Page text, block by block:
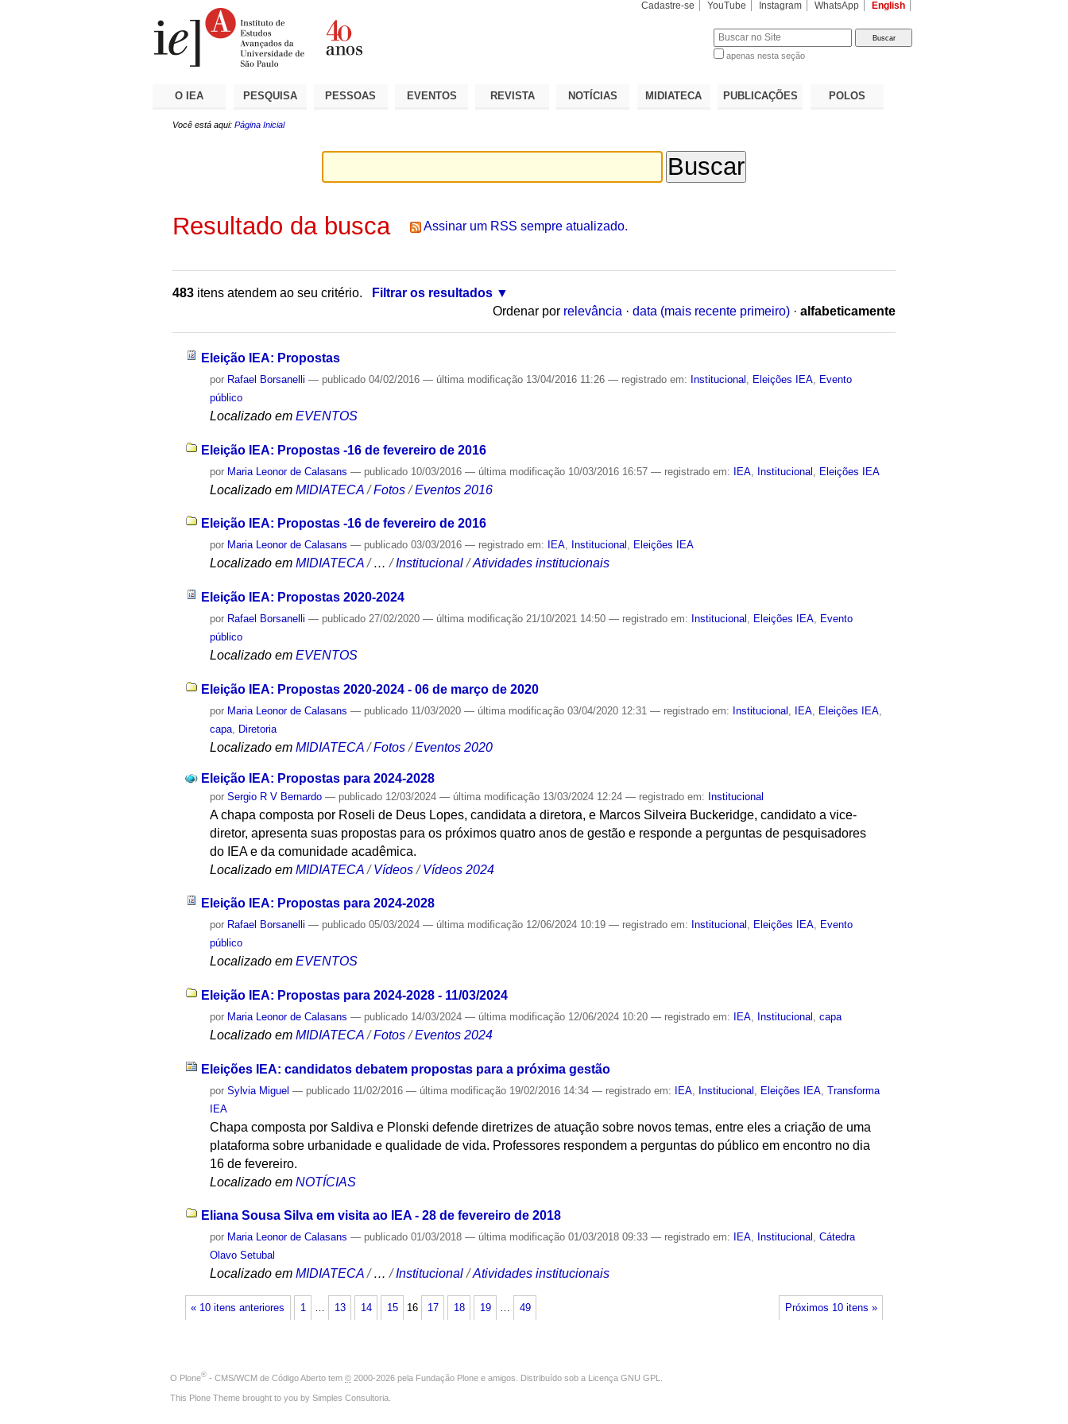
Cadastre-se YouTube Instagram WhatsApp English
apenas nesta seção
O IEA PESQUISA PESSOAS EVENTOS REVISTA NOTÍCIAS MIDIATECA PUBLICAÇÕES POLOS
Você está aqui: Página Inicial
Resultado da busca Assinar um RSS sempre atualizado.
483 itens atendem ao seu critério.
Filtrar os resultados
Ordenar por relevância · data (mais recente primeiro) · alfabeticamente
Eleição IEA: Propostas
por Rafael Borsanelli — publicado 04/02/2016— última modificação 13/04/2016 11:26— registrado em: Institucional Eleições IEA
Evento
público
Localizado em EVENTOS
Eleição IEA: Propostas -16 de fevereiro de 2016
por Maria Leonor de Calasans — publicado 10/03/2016— última modificação 10/03/2016 16:57— registrado em: IEA Institucional Eleições IEA
Localizado em MIDIATECA /Fotos /Eventos 2016
Eleição IEA: Propostas -16 de fevereiro de 2016
por Maria Leonor de Calasans — publicado 03/03/2016— registrado em: IEA, Institucional , Eleições IEA
Localizado em MIDIATECA /…/Institucional /Atividades institucionais
Eleição IEA: Propostas 2020-2024
por Rafael Borsanelli — publicado 27/02/2020— última modificação 21/10/2021 14:50— registrado em: Institucional , Eleições IEA, Evento
público
Localizado em EVENTOS
Eleição IEA: Propostas 2020-2024 - 06 de março de 2020
por Maria Leonor de Calasans — publicado 11/03/2020— última modificação 03/04/2020 12:31— registrado em: Institucional IEA Eleições IEA
capa
Diretoria
Localizado em MIDIATECA /Fotos /Eventos 2020
Eleição IEA: Propostas para 2024-2028
porSergio R V Bernardo — publicado 12/03/2024— última modificação 13/03/2024 12:24— registrado em: Institucional
A chapa composta por Roseli de Deus Lopes, candidata a diretora, e Marcos Silveira Buckeridge, candidato a vice-
diretor, apresenta suas propostas para os próximos quatro anos de gestão e responde a perguntas de pesquisadores
do IEA e da comunidade acadêmica.
Localizado em MIDIATECA /Vídeos /Vídeos 2024
Eleição IEA: Propostas para 2024-2028
por Rafael Borsanelli — publicado 05/03/2024— última modificação 12/06/2024 10:19— registrado em: Institucional , Eleições IEA, Evento
público
Localizado em EVENTOS
Eleição IEA: Propostas para 2024-2028 - 11/03/2024
por Maria Leonor de Calasans — publicado 14/03/2024— última modificação 12/06/2024 10:20— registrado em: IEA Institucional ,capa
Localizado em MIDIATECA /Fotos /Eventos 2024
Eleições IEA: candidatos debatem propostas para a próxima gestão
porSylvia Miguel — publicado 11/02/2016— última modificação 19/02/2016 14:34— registrado em: IEA Institucional Eleições IEA ,Transforma
IEA
Chapa composta por Saldiva e Plonski defende diretrizes de atuação sobre novos temas, entre eles a criação de uma
plataforma sobre urbanidade e qualidade de vida. Professores respondem a perguntas do público em encontro no dia
16 de fevereiro.
Localizado em NOTÍCIAS
Eliana Sousa Silva em visita ao IEA - 28 de fevereiro de 2018
por Maria Leonor de Calasans — publicado 01/03/2018— última modificação 01/03/2018 09:33— registrado em: IEA, Institucional ,Cátedra
Olavo Setubal
Localizado em MIDIATECA /…/Institucional /Atividades institucionais
« 10 itens anteriores Próximos 10 itens »
1 13 14 15 16 17 18 19 49
O Plone® - CMS/WCM de Código Aberto tem © 2000-2026 pela Fundação Plone e amigos. Distribuído sob a Licença GNU GPL
This Plone Theme brought to you by Simples Consultoria